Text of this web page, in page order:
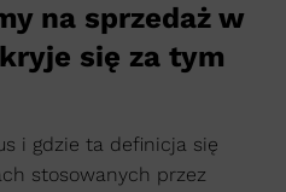
na sprzedaż w
się za tym
i gdzie ta definicja się
stosowanych przez